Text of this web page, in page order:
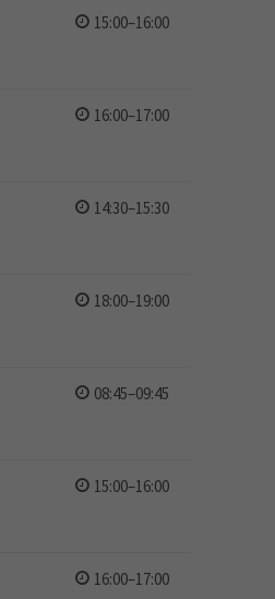
15:00–16:00
16:00–17:00
14:30–15:30
18:00–19:00
08:45–09:45
15:00–16:00
16:00–17:00